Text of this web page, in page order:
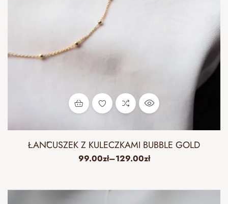
ŁAŃCUSZEK Z KULECZKAMI BUBBLE GOLD
99.00zł–129.00zł